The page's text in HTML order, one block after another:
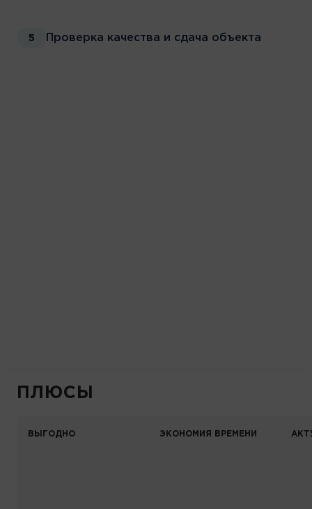
5 Проверка качества и сдача объекта
ПЛЮСЫ
ВЫГОДНО ЭКОНОМИЯ ВРЕМЕНИ